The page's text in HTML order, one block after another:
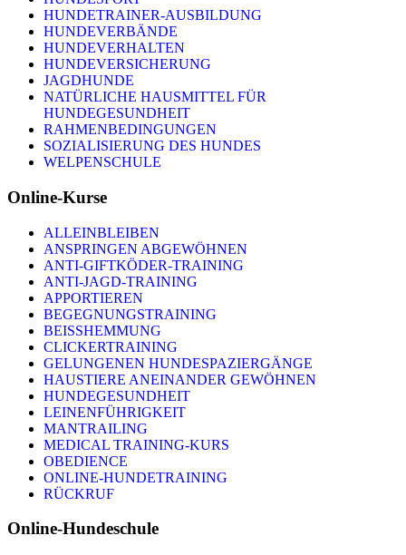
HUNDETRAINER-AUSBILDUNG
HUNDEVERBÄNDE
HUNDEVERHALTEN
HUNDEVERSICHERUNG
JAGDHUNDE
NATÜRLICHE HAUSMITTEL FÜR
HUNDEGESUNDHEIT
RAHMENBEDINGUNGEN
SOZIALISIERUNG DES HUNDES
WELPENSCHULE
Online-Kurse
ALLEINBLEIBEN
ANSPRINGEN ABGEWÖHNEN
ANTI-GIFTKÖDER-TRAINING
ANTI-JAGD-TRAINING
APPORTIEREN
BEGEGNUNGSTRAINING
BEISSHEMMUNG
CLICKERTRAINING
GELUNGENEN HUNDESPAZIERGÄNGE
HAUSTIERE ANEINANDER GEWÖHNEN
HUNDEGESUNDHEIT
LEINENFÜHRIGKEIT
MANTRAILING
MEDICAL TRAINING-KURS
OBEDIENCE
ONLINE-HUNDETRAINING
RÜCKRUF
Online-Hundeschule